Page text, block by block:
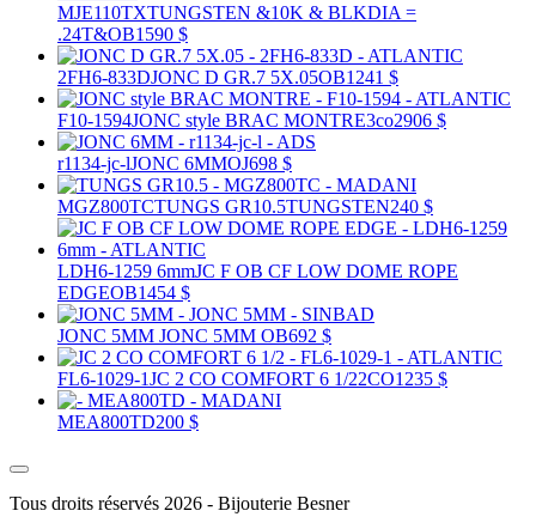
MJE110TXTUNGSTEN &10K & BLKDIA =
.24T&OB1590 $
2FH6-833DJONC D GR.7 5X.05OB1241 $
F10-1594JONC style BRAC MONTRE3co2906 $
r1134-jc-lJONC 6MMOJ698 $
MGZ800TCTUNGS GR10.5TUNGSTEN240 $
LDH6-1259 6mmJC F OB CF LOW DOME ROPE
EDGEOB1454 $
JONC 5MM JONC 5MM OB692 $
FL6-1029-1JC 2 CO COMFORT 6 1/22CO1235 $
MEA800TD200 $
Tous droits réservés 2026 - Bijouterie Besner